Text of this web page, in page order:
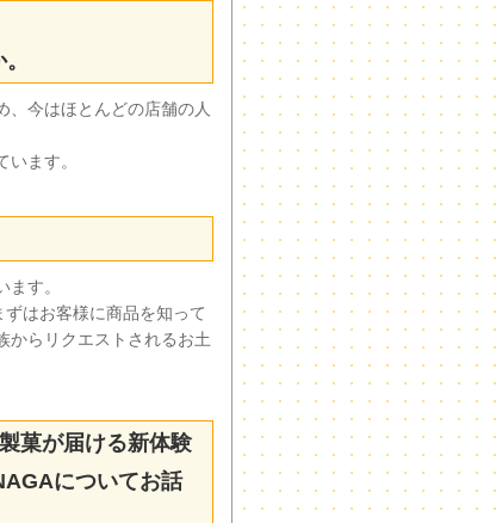
、今はほとんどの店舗の人
ます。
す。
はお客様に商品を知って
からリクエストされるお土
菓が届ける新体験
についてお話